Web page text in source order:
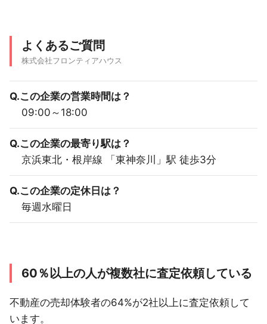
よくあるご質問
株式会社フロンティアハウス
Q.この企業の営業時間は？
09:00～18:00
Q.この企業の最寄り駅は？
京浜東北・根岸線 「東神奈川」駅 徒歩3分
Q.この企業の定休日は？
毎週水曜日
60％以上の人が複数社に査定依頼している
不動産の売却体験者の64%が2社以上に査定依頼して
います。